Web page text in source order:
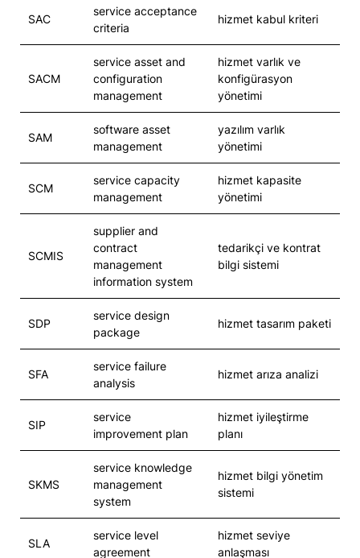
SAC
service acceptance
criteria
hizmet kabul kriteri
SACM
service asset and
configuration
management
hizmet varlık ve
konfigürasyon
yönetimi
SAM
software asset
management
yazılım varlık
yönetimi
SCM
service capacity
management
hizmet kapasite
yönetimi
SCMIS
supplier and
contract
management
information system
tedarikçi ve kontrat
bilgi sistemi
SDP
service design
package
hizmet tasarım paketi
SFA
service failure
analysis
hizmet arıza analizi
SIP
service
improvement plan
hizmet iyileştirme
planı
SKMS
service knowledge
management
system
hizmet bilgi yönetim
sistemi
SLA
service level
agreement
hizmet seviye
anlaşması